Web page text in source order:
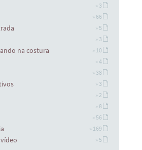
» 3
» 66
» 5
» 3
na costura » 10
» 4
» 38
» 3
» 2
» 8
» 56
» 169
» 5